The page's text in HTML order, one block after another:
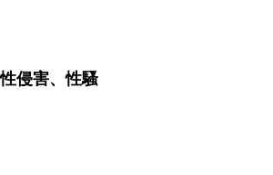
侵害、性騷